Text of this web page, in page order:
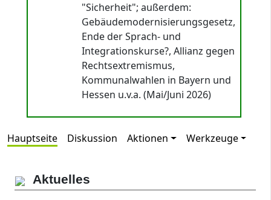
"Sicherheit"; außerdem:
Gebäudemodernisierungsgesetz,
Ende der Sprach- und
Integrationskurse?, Allianz gegen
Rechtsextremismus,
Kommunalwahlen in Bayern und
Hessen u.v.a. (Mai/Juni 2026)
Hauptseite Diskussion Aktionen Werkzeuge
Aktuelles